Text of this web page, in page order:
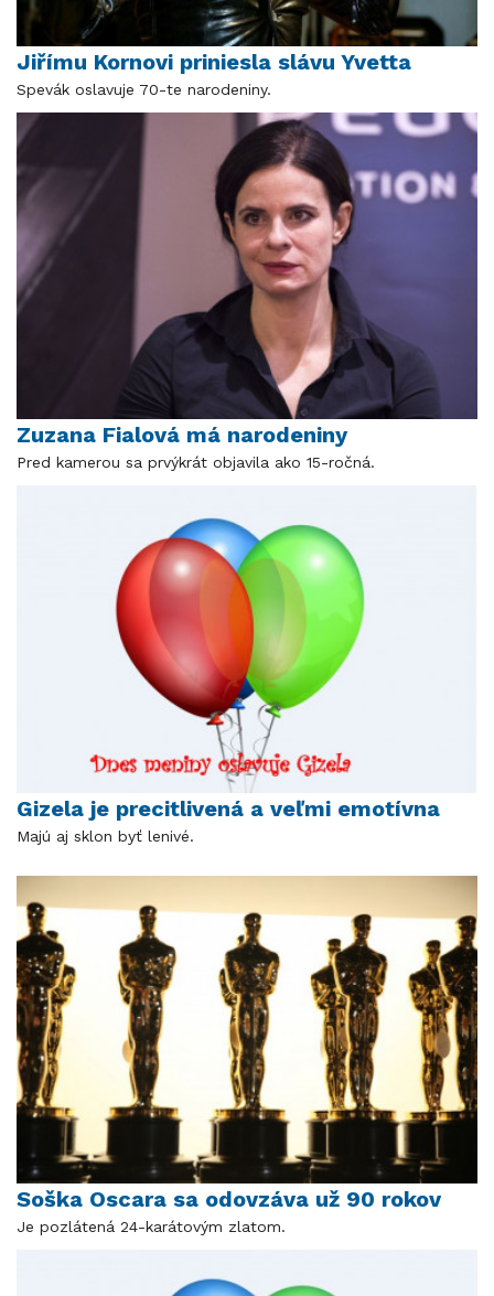
Jiřímu Kornovi priniesla slávu Yvetta
Spevák oslavuje 70-te narodeniny.
Zuzana Fialová má narodeniny
Pred kamerou sa prvýkrát objavila ako 15-ročná.
Gizela je precitlivená a veľmi emotívna
Majú aj sklon byť lenivé.
Soška Oscara sa odovzáva už 90 rokov
Je pozlátená 24-karátovým zlatom.